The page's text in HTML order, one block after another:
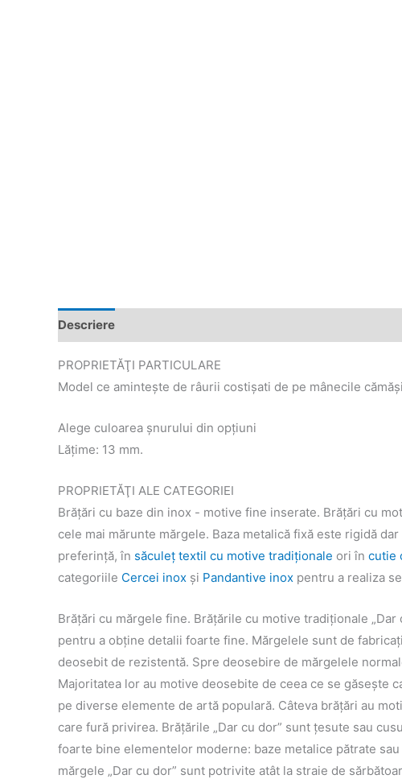
Descriere
PROPRIETĂŢI PARTICULARE
Model ce aminteşte de râurii costişati de pe mânecile
Alege culoarea șnurului din opțiuni
Lățime: 13 mm.
PROPRIETĂŢI ALE CATEGORIEI
Brăţări cu baze din inox - motive fine inserate. Brăţări cu
cele mai mărunte mărgele. Baza metalică fixă este rigidă
preferinţă, în săculeţ textil cu motive tradiţionale ori în cutie
categoriile Cercei inox şi Pandantive inox pentru a realiza
Brăţări cu mărgele fine. Brățările cu motive tradiţionale
pentru a obţine detalii foarte fine. Mărgelele sunt de
deosebit de rezistentă. Spre deosebire de mărgelele
Majoritatea lor au motive deosebite de ceea ce se
pe diverse elemente de artă populară. Câteva brăţări au
care fură privirea. Brăţările „Dar cu dor” sunt ţesute sau
foarte bine elementelor moderne: baze metalice pătrate
mărgele „Dar cu dor” sunt potrivite atât la straie de